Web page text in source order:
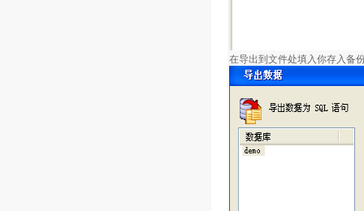
在导出到文件处填入你存入备